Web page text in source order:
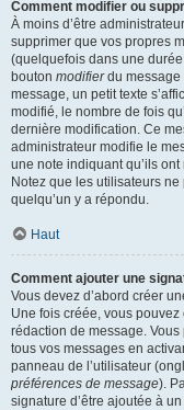
Comment modifier ou
À moins d’être
supprimer que vos propres
(quelquefois dans une
bouton modifierdu message
message, un petit texte
modifié, le nombre de fois
dernière modification. Ce
administrateur modifie le
une note indiquant qu’ils
Notez que les utilisateurs
quelqu’un y a répondu.
Haut
Comment ajouter une
Vous devez d’abord créer
Une fois créée, vous
rédaction de message.
tous vos messages en
panneau de l’utilisateur
préférences de message).
signature d’être ajoutée à